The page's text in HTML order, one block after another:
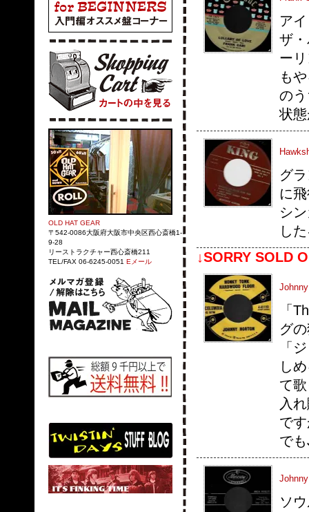
OLD HAT GEAR
〒542-0086大阪府大阪市中央区西心斎橋1-
9-28
リーストラクチャー西心斎橋211
TEL/FAX 06-6245-0051 Eメール
ア
ザ
ー
も
の
状
グ
に
シ
し
↓SORRY SOLD
「
グ
「
し
て
入
で
で
ソ